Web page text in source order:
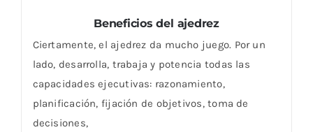
Beneficios del ajedrez
Ciertamente, el ajedrez da mucho juego. Por un
lado, desarrolla, trabaja y potencia todas las
capacidades ejecutivas: razonamiento,
planificación, fijación de objetivos, toma de
decisiones,